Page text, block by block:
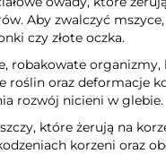
Aby zwalczyć
czy złote oczka.
robakowate organizmy,
roślin oraz deformacje
rozwój nicieni w glebie.
które żerują na
korzeni oraz